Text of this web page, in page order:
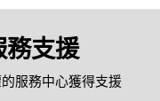
支援
服務中心獲得支援